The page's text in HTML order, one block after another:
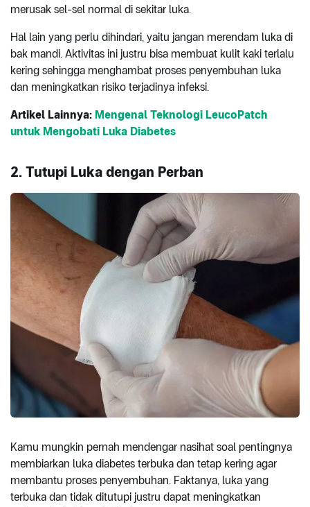
merusak sel-sel normal di sekitar luka.
Hal lain yang perlu dihindari, yaitu jangan merendam luka di
bak mandi. Aktivitas ini justru bisa membuat kulit kaki terlalu
kering sehingga menghambat proses penyembuhan luka
dan meningkatkan risiko terjadinya infeksi.
Artikel Lainnya: Mengenal Teknologi LeucoPatch
untuk Mengobati Luka Diabetes
2. Tutupi Luka dengan Perban
Kamu mungkin pernah mendengar nasihat soal pentingnya
membiarkan luka diabetes terbuka dan tetap kering agar
membantu proses penyembuhan. Faktanya, luka yang
terbuka dan tidak ditutupi justru dapat meningkatkan